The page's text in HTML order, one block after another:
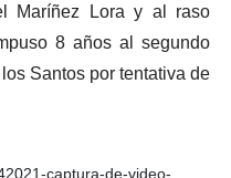
Maríñez Lora y al raso
8 años al segundo
Santos por tentativa de